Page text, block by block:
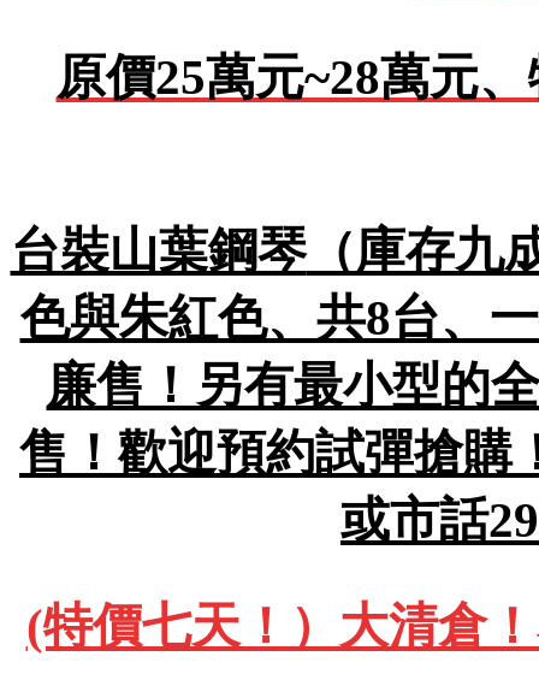
原價25萬元~28萬元
台裝山葉鋼琴（庫存九
色與朱紅色、共8台、
廉售！另有最小型的
售！歡迎預約試彈搶購
或市話
(特價七天！）大清倉